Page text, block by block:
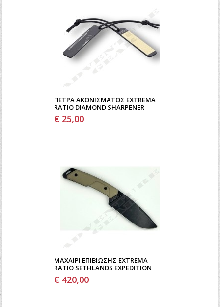
ΠΈΤΡΑ ΑΚΟΝΊΣΜΑΤΟΣ EXTREMA
RATIO DIAMOND SHARPENER
€ 25,00
ΜΑΧΑΊΡΙ ΕΠΙΒΊΩΣΗΣ EXTREMA
RATIO SETHLANDS EXPEDITION
€ 420,00